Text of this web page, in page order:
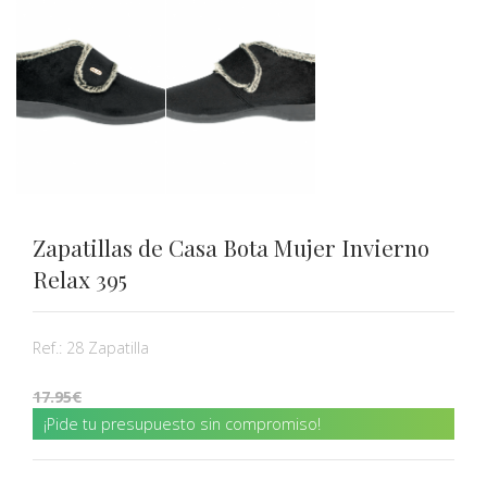
Zapatillas de Casa Bota Mujer Invierno
Relax 395
Ref.: 28 Zapatilla
17.95
¡Pide tu presupuesto sin compromiso!